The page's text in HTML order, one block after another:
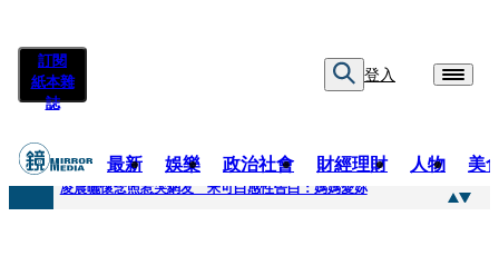
訂閱
紙本雜
誌
登入
最新 娛樂 政治社會 財經理財 人物 美
快訊
凌晨曬懷念照惹哭網友 米可白感性告白：媽媽愛妳